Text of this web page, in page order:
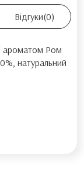
Відгуки(0)
ароматом Ром
натуральний